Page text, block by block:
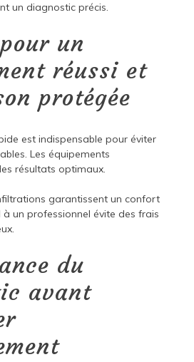
un diagnostic précis.
un
réussi et
protégée
est indispensable pour éviter
Les équipements
résultats optimaux.
garantissent un confort
un professionnel évite des frais
du
avant